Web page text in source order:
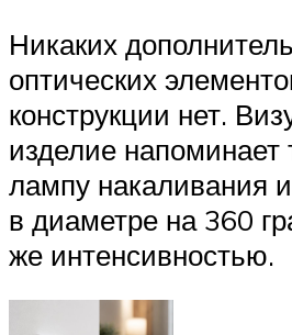
Никаких
оптических
конструкции нет.
изделие
лампу накаливания
в диаметре на 360
же интенсивностью.